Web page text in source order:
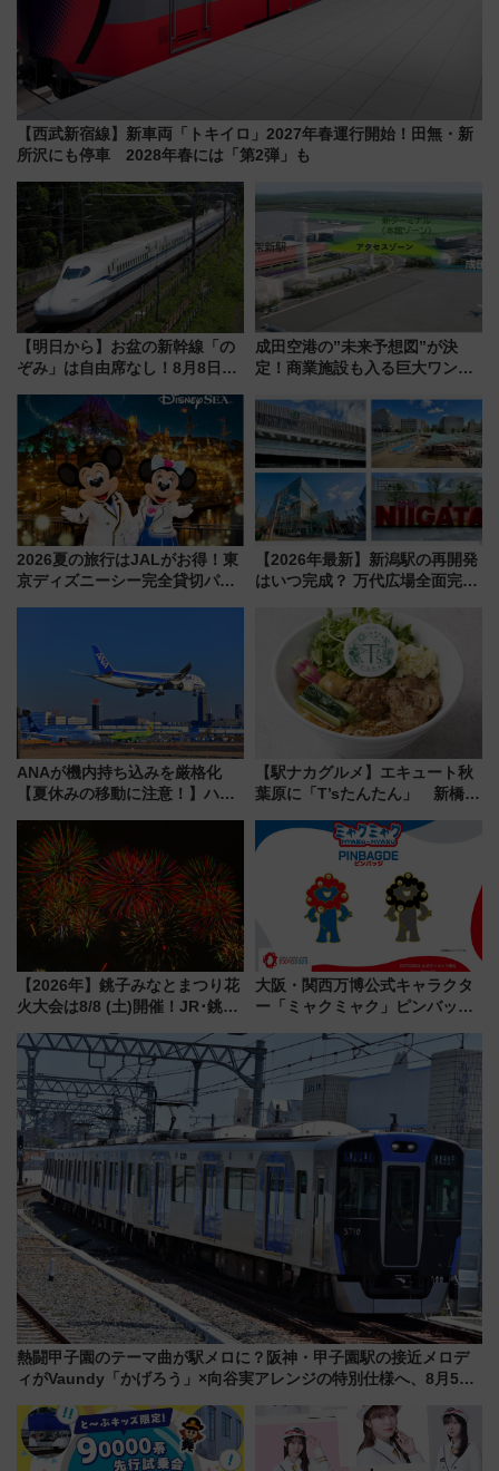
【西武新宿線】新車両「トキイロ」2027年春運行開始！田無・新
所沢にも停車 2028年春には「第2弾」も
【明日から】お盆の新幹線「の
ぞみ」は自由席なし！8月8日午
せば空きが見つかることも 混
雑避ける「空席」探しのコツ
成田空港の”未来予想図”が決
定！商業施設も入る巨大ワンタ
で新型特急が品川･羽田とを結
ぶ！ JR空港駅は2面3線化！
2026夏の旅行はJALがお得！東
京ディズニーシー完全貸切パー
線に2回搭乗」
【2026年最新】新潟駅の再開発
はいつ完成？ 万代広場全面完成
開発、バスタ新潟構想まで徹底
ANAが機内持ち込みを厳格化
【夏休みの移動に注意！】ハン
「身の回り品」新サイズ制限
(40×30×20cm)おさらい
【駅ナカグルメ】エキュート秋
葉原に「T’sたんたん」 新橋に
饅」、オムライス専門店「肉と
たまご」新グルメ続々登場！
【2026年8月】
【2026年】銚子みなとまつり花
火大会は8/8 (土)開催！JR･銚子
報、利根川に咲く8,000発の大迫
力＆屋台を満喫
大阪・関西万博公式キャラクタ
ー「ミャクミャク」ピンバッジ
中旬発売
熱闘甲子園のテーマ曲が駅メロに？阪神・甲子園駅の接近メロデ
ィがVaundy「かげろう」×向谷実アレンジの特別仕様へ、8月5日